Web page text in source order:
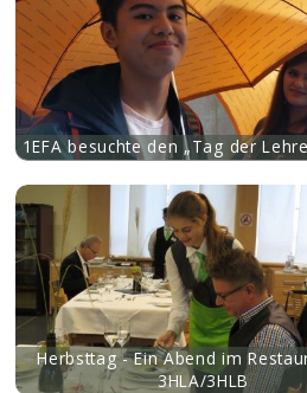
1EFA besuchte den „Tag der
Herbsttag - Ein Abend im
3HLA/3HLB
mehr